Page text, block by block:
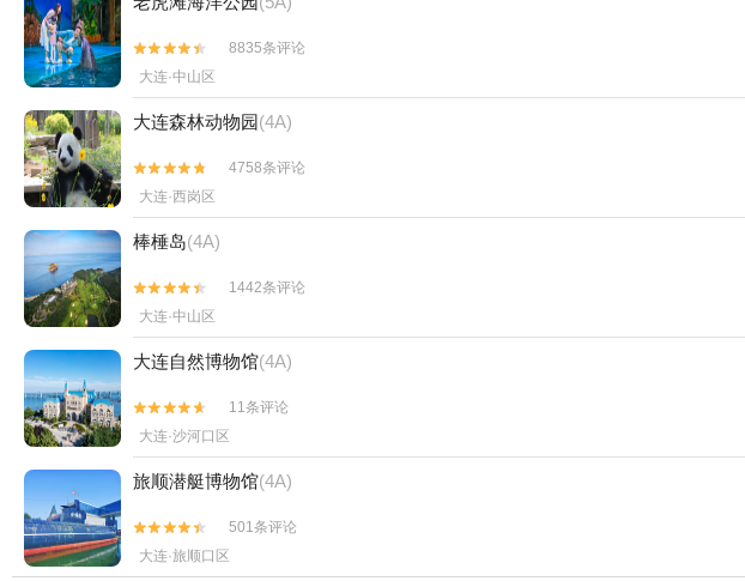


8835条评论
大连·中山区
大连森林动物园(4A)


4758条评论
大连·西岗区
棒棰岛(4A)


1442条评论
大连·中山区
大连自然博物馆(4A)


11条评论
大连·沙河口区
旅顺潜艇博物馆(4A)


501条评论
大连·旅顺口区